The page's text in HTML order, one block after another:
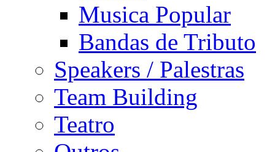
Musica Popular
Bandas de Tributo
Speakers / Palestras
Team Building
Teatro